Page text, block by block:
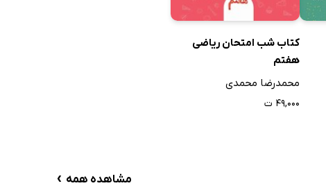
کتاب شب امتحان ریاضی
هفتم
محمدرضا محمدی
۴۹,۰۰۰ ت
مشاهده همه ›